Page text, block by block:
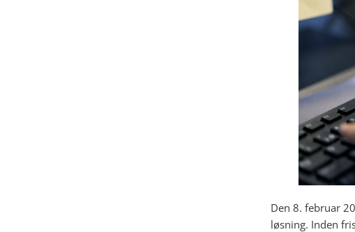
Den 8. februar
løsning. Inden